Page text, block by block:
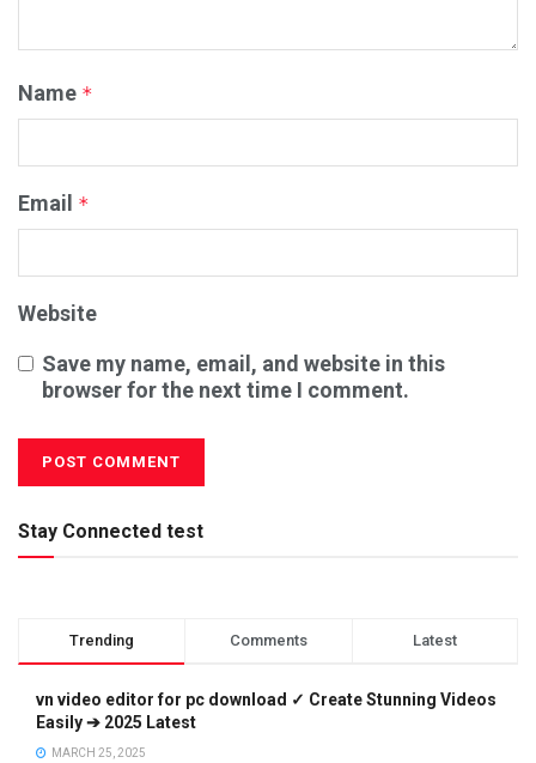
Name *
Email *
Website
Save my name, email, and website in this
browser for the next time I comment.
Stay Connected test
Trending Comments Latest
vn video editor for pc download ✓ Create Stunning Videos
Easily ➔ 2025 Latest
MARCH 25, 2025